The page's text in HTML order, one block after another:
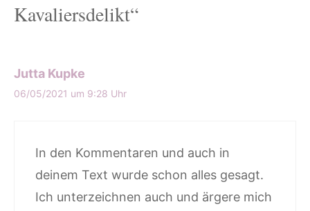
Kavaliersdelikt“
Jutta Kupke
06/05/2021 um 9:28 Uhr
In den Kommentaren und auch in
deinem Text wurde schon alles gesagt.
Ich unterzeichnen auch und ärgere mich